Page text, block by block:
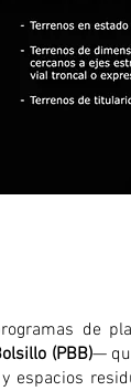
de
(PBB)—
espacios